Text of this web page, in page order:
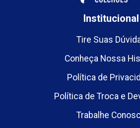
Institucional
Tire Suas
Conheça Nossa
Política de
Política de Troca e
Trabalhe